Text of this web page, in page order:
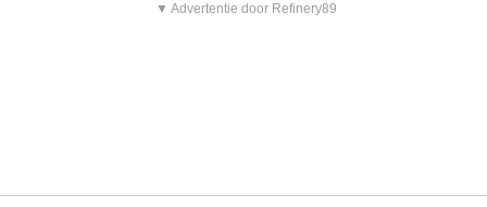
▼ Advertentie door Refinery89